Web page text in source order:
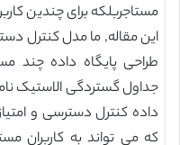
مستاجربلکه برای چندین
این مقاله, ما مدل کنترل
طراحی پایگاه داده چند
جداول گستردگی الاستیک
که می تواند به کاربران